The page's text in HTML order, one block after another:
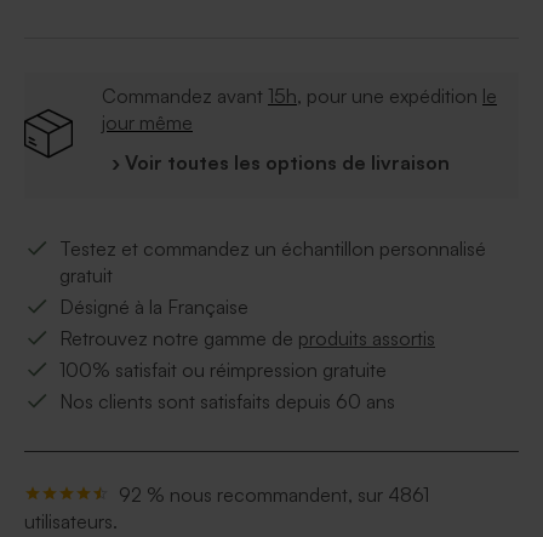
Commandez avant 15h, pour une expédition le
jour même
› Voir toutes les options de livraison
Testez et commandez un échantillon personnalisé
gratuit
Désigné à la Française
Retrouvez notre gamme de produits assortis
100% satisfait ou réimpression gratuite
Nos clients sont satisfaits depuis 60 ans
92 % nous recommandent, sur 4861
utilisateurs.